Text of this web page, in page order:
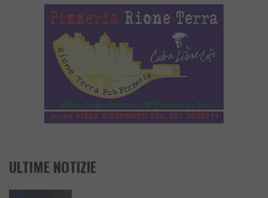
ULTIME NOTIZIE